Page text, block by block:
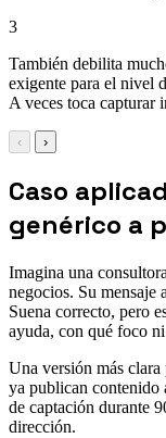
3
También debilita
exigente para el nivel
A veces toca capturar
‹ ›
Caso
genérico a
Imagina una
negocios. Su mensaje
Suena correcto, pero
ayuda, con qué foco
Una versión más
ya publican contenido
de captación durante
dirección.